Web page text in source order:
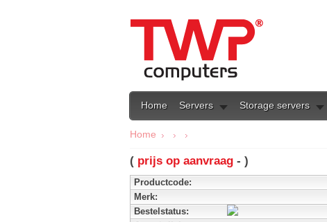
Home Servers Storage servers
Home
( prijs op aanvraag - )
Productcode:
Merk:
Bestelstatus: